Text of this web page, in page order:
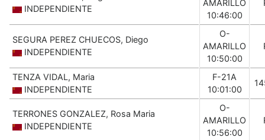
INDEPENDIENTE
AMARILLO
10:46:00
SEGURA PEREZ CHUECOS, Diego
INDEPENDIENTE
O-
AMARILLO
10:50:00
TENZA VIDAL, Maria
INDEPENDIENTE
F-21A
10:01:00
TERRONES GONZALEZ, Rosa Maria
INDEPENDIENTE
O-
AMARILLO
10:56:00